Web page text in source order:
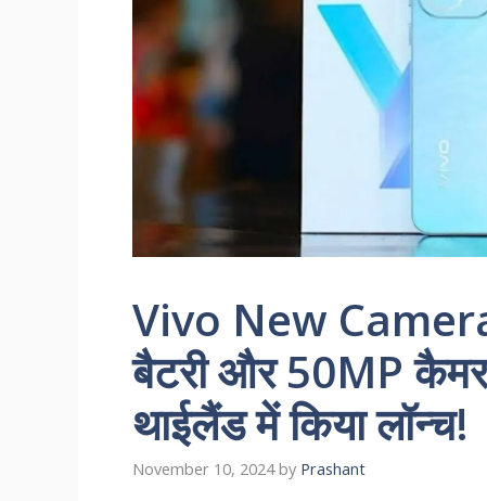
Vivo New
बैटरी और 50MP
थाईलैंड में किया लॉन्च!
November 10, 2024 by Prashant